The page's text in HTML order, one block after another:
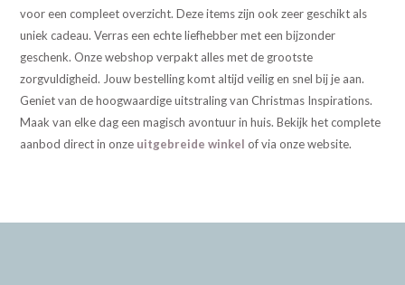
voor een compleet overzicht. Deze items zijn ook zeer geschikt als
uniek cadeau. Verras een echte liefhebber met een bijzonder
geschenk. Onze webshop verpakt alles met de grootste
zorgvuldigheid. Jouw bestelling komt altijd veilig en snel bij je aan.
Geniet van de hoogwaardige uitstraling van Christmas Inspirations.
Maak van elke dag een magisch avontuur in huis. Bekijk het complete
aanbod direct in onze uitgebreide winkelof via onze website.